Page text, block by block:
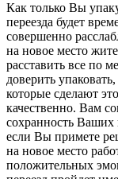
Как только Вы
переезда будет
совершенно
на новое место
расставить все по
доверить
которые сделают
качественно. Вам
сохранность
если Вы примете
на новое место
положительных